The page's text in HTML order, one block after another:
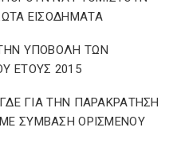
ΕΙΣΟΔΗΜΑΤΑ
ΥΠΟΒΟΛΗ ΤΩΝ
ΕΤΟΥΣ 2015
ΓΙΑ ΤΗΝ ΠΑΡΑΚΡΑΤΗΣΗ
ΣΥΜΒΑΣΗ ΟΡΙΣΜΕΝΟΥ